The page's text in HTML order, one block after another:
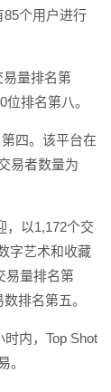
85个用户进行
量排名第
排名第八。
四。该平台在
易者数量为
，以1,172个交
字艺术和收藏
易量排名第
排名第五。
内，Top Shot
。